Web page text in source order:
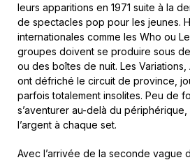
leurs apparitions en 1971 suite à la
de spectacles pop pour les jeunes.
internationales comme les Who ou
groupes doivent se produire sous
ou des boîtes de nuit. Les
ont défriché le circuit de province,
parfois totalement insolites. Peu de
s’aventurer au-delà du
l’argent à chaque set.
Avec l’arrivée de la seconde vague